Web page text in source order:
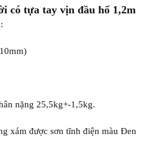
có tựa tay vịn đầu hổ 1,2m
:
nặng 25,5kg+-1,5kg.
xám được sơn tĩnh điện màu Đen